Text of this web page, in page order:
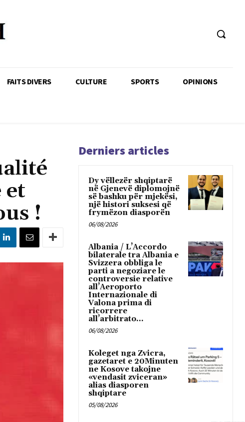
FAITS DIVERS CULTURE SPORTS OPINIONS
et
!
Derniers articles
Dy vëllezër shqiptarë
në Gjenevë diplomojnë
së bashku për mjekësi,
një histori suksesi që
frymëzon diasporën
06/08/2026
Albania / L’Accordo
bilaterale tra Albania e
Svizzera obbliga le
parti a negoziare le
controversie relative
all’Aeroporto
Internazionale di
Valona prima di
ricorrere
all’arbitrato...
06/08/2026
Koleget nga Zvicra,
gazetaret e 20Minuten
ne Kosove takojne
«vendasit zviceran»
alias diasporen
shqiptare
05/08/2026